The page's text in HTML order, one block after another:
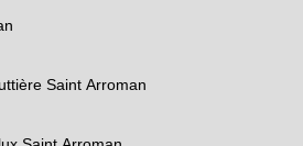
Saint Arroman